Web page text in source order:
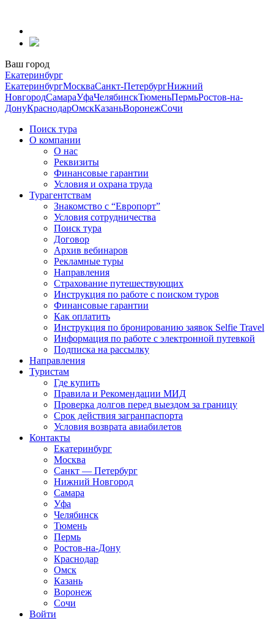
содержанию
Ваш город
Екатеринбург
ЕкатеринбургМоскваСанкт-ПетербургНижний
НовгородСамараУфаЧелябинскТюменьПермьРостов-на-
ДонуКраснодарОмскКазаньВоронежСочи
Поиск тура
О компании
О нас
Реквизиты
Финансовые гарантии
Условия и охрана труда
Турагентствам
Знакомство с “Европорт”
Условия сотрудничества
Поиск тура
Договор
Архив вебинаров
Рекламные туры
Направления
Страхование путешествующих
Инструкция по работе с поиском туров
Финансовые гарантии
Как оплатить
Инструкция по бронированию заявок Selfie Travel
Информация по работе с электронной путевкой
Подписка на рассылку
Направления
Туристам
Где купить
Правила и Рекомендации МИД
Проверка долгов перед выездом за границу
Срок действия загранпаспорта
Условия возврата авиабилетов
Контакты
Екатеринбург
Москва
Санкт — Петербург
Нижний Новгород
Самара
Уфа
Челябинск
Тюмень
Пермь
Ростов-на-Дону
Краснодар
Омск
Казань
Воронеж
Сочи
Войти